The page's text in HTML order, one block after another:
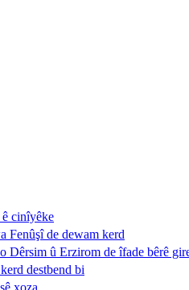
cinîyêke
Fenûşî de dewam kerd
Dêrsim û Erzirom de îfade bêrê
destbend bi
xoza